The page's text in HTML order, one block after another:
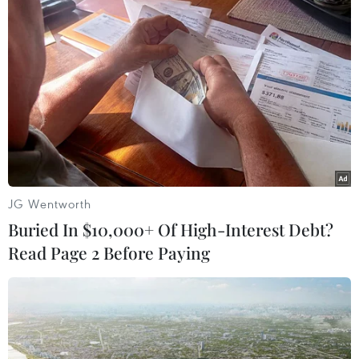
Theo dõi VietnamPlus
TIN LIÊN QUAN
JG Wentworth
Buried In $10,000+ Of High-Interest Debt?
Read Page 2 Before Paying